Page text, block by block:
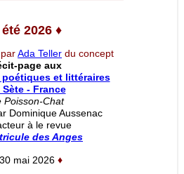
2026 ♦
Ada Teller du concept
page aux
poétiques et littéraires
Sète - France
Poisson-Chat
Dominique Aussenac
à le revue
des Anges
30 mai 2026 ♦